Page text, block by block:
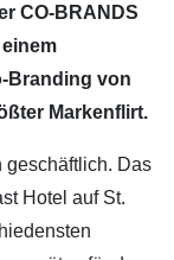
CO-BRANDS
Branding von
Markenflirt.
geschäftlich. Das
Hotel auf St.